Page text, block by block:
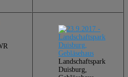
Landschaftspark
Duisburg,